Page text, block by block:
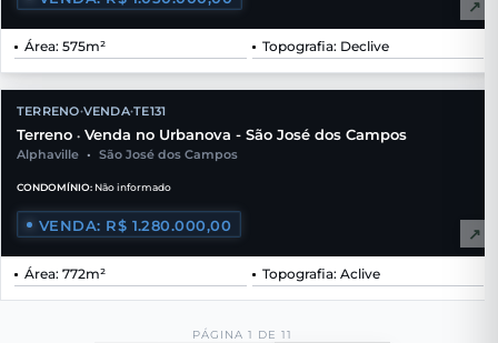
↗
Área: 575m² Topografia: Declive
TERRENO•VENDA•TE131
Terreno • Venda no Urbanova - São José dos Campos
Alphaville • São José dos Campos
CONDOMÍNIO: Não informado
VENDA: R$ 1.280.000,00 ↗
Área: 772m² Topografia: Aclive
PÁGINA 1 DE 11